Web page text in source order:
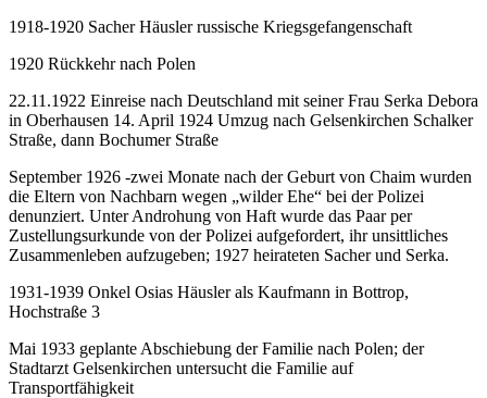
1918-1920 Sacher Häusler russische Kriegsgefangenschaft
1920 Rückkehr nach Polen
22.11.1922 Einreise nach Deutschland mit seiner Frau Serka Debora
in Oberhausen 14. April 1924 Umzug nach Gelsenkirchen Schalker
Straße, dann Bochumer Straße
September 1926 -zwei Monate nach der Geburt von Chaim wurden
die Eltern von Nachbarn wegen „wilder Ehe“ bei der Polizei
denunziert. Unter Androhung von Haft wurde das Paar per
Zustellungsurkunde von der Polizei aufgefordert, ihr unsittliches
Zusammenleben aufzugeben; 1927 heirateten Sacher und Serka.
1931-1939 Onkel Osias Häusler als Kaufmann in Bottrop,
Hochstraße 3
Mai 1933 geplante Abschiebung der Familie nach Polen; der
Stadtarzt Gelsenkirchen untersucht die Familie auf
Transportfähigkeit